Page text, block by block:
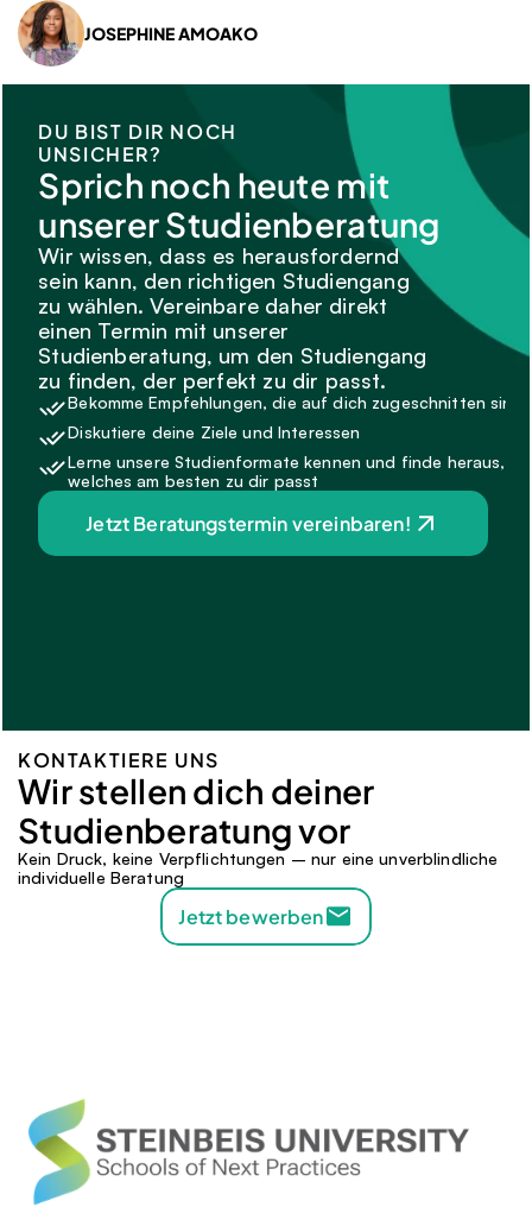
JOSEPHINE AMOAKO
DU BIST DIR NOCH
UNSICHER?
Sprich noch heute mit
unserer Studienberatung
Wir wissen, dass es herausfordernd
sein kann, den richtigen Studiengang
zu wählen. Vereinbare daher direkt
einen Termin mit unserer
Studienberatung, um den Studiengang
zu finden, der perfekt zu dir passt.
Bekomme Empfehlungen, die auf dich zugeschnitten sind.
Diskutiere deine Ziele und Interessen
Lerne unsere Studienformate kennen und finde heraus,
welches am besten zu dir passt
Jetzt Beratungstermin vereinbaren!
KONTAKTIERE UNS
Wir stellen dich deiner
Studienberatung vor
Kein Druck, keine Verpflichtungen – nur eine unverblindliche
individuelle Beratung
Jetzt bewerben